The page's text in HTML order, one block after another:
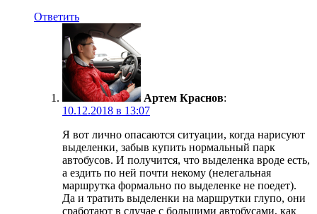
Ответить
Артем Краснов:
10.12.2018 в 13:07
Я вот лично опасаются ситуации, когда нарисуют
выделенки, забыв купить нормальный парк
автобусов. И получится, что выделенка вроде есть,
а ездить по ней почти некому (нелегальная
маршрутка формально по выделенке не поедет).
Да и тратить выделенки на маршрутки глупо, они
сработают в случае с большими автобусами, как